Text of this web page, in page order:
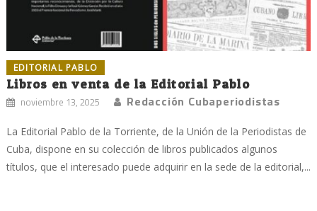
EDITORIAL PABLO
Libros en venta de la Editorial Pablo
noviembre 13, 2025 Redacción Cubaperiodistas
La Editorial Pablo de la Torriente, de la Unión de la Periodistas de
Cuba, dispone en su colección de libros publicados algunos
títulos, que el interesado puede adquirir en la sede de la editorial,...